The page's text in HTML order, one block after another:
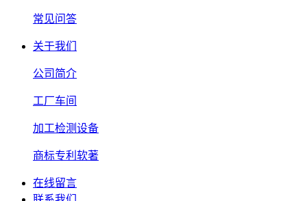
常见问答
关于我们
公司简介
工厂车间
加工检测设备
商标专利软著
在线留言